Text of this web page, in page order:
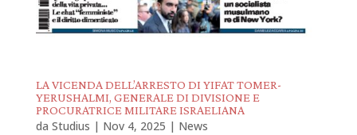
LA VICENDA DELL’ARRESTO DI YIFAT TOMER-
YERUSHALMI, GENERALE DI DIVISIONE E
PROCURATRICE MILITARE ISRAELIANA
da Studius | Nov 4, 2025 | News